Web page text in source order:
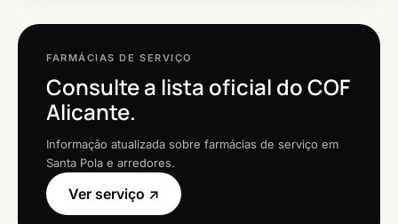
FARMÁCIAS DE SERVIÇO
Consulte a lista oficial do COF
Alicante.
Informação atualizada sobre farmácias de serviço em
Santa Pola e arredores.
Ver serviço ↗